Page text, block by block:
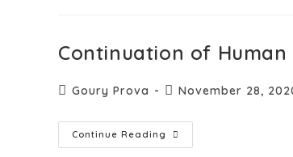
Continuation of
Goury Prova November 28,
Continue Reading